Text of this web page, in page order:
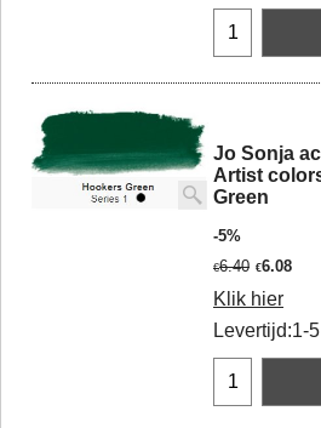
Jo Sonja
Artist
Green
-5%
€6.40 €6.08
Klik hier
Levertijd:1-